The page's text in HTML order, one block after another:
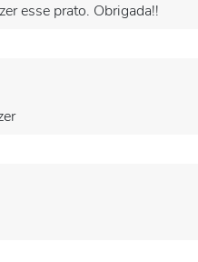
esse prato. Obrigada!!